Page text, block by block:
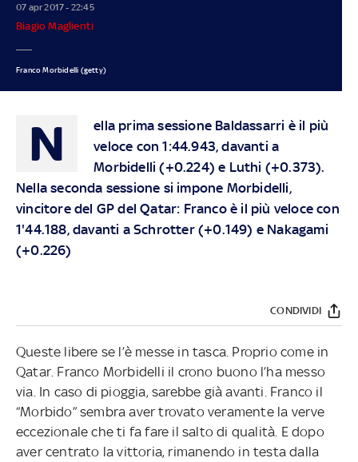
07 apr 2017 - 22:45
Biagio Maglienti
Franco Morbidelli (getty)
N
ella prima sessione Baldassarri è il più
veloce con 1:44.943, davanti a
Morbidelli (+0.224) e Luthi (+0.373).
Nella seconda sessione si impone Morbidelli,
vincitore del GP del Qatar: Franco è il più veloce con
1'44.188, davanti a Schrotter (+0.149) e Nakagami
(+0.226)
CONDIVIDI
Queste libere se l’è messe in tasca. Proprio come in
Qatar. Franco Morbidelli il crono buono l’ha messo
via. In caso di pioggia, sarebbe già avanti. Franco il
“Morbido” sembra aver trovato veramente la verve
eccezionale che ti fa fare il salto di qualità. E dopo
aver centrato la vittoria, rimanendo in testa dalla